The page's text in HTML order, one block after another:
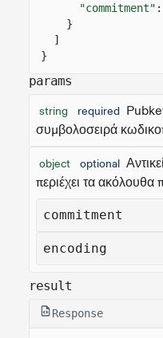
"commitment" :
}
]
}
params
string required
συμβολοσειρά
object optional
περιέχει τα ακόλουθα
commitment
encoding
result
Response